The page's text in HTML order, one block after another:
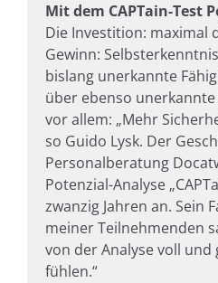
Mit dem CAPTain-Test
Die Investition: maximal
Gewinn:
bislang unerkannte
über ebenso
vor allem: „Mehr
so Guido Lysk. Der
Personalberatung
Potenzial-Analyse
zwanzig Jahren an. Sein
meiner Teilnehmenden
von der Analyse voll und
fühlen.“